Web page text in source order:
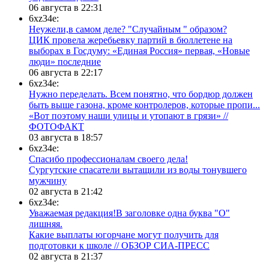
06 августа в 22:31
6xz34e:
Неужели,в самом деле? "Случайным " образом?
ЦИК провела жеребьевку партий в бюллетене на
выборах в Госдуму: «Единая Россия» первая, «Новые
люди» последние
06 августа в 22:17
6xz34e:
Нужно переделать. Всем понятно, что бордюр должен
быть выше газона, кроме контролеров, которые пропи...
«Вот поэтому наши улицы и утопают в грязи» //
ФОТОФАКТ
03 августа в 18:57
6xz34e:
Спасибо профессионалам своего дела!
Сургутские спасатели вытащили из воды тонувшего
мужчину
02 августа в 21:42
6xz34e:
Уважаемая редакция!В заголовке одна буква "О"
лишняя.
Какие выплаты югорчане могут получить для
подготовки к школе // ОБЗОР СИА-ПРЕСС
02 августа в 21:37